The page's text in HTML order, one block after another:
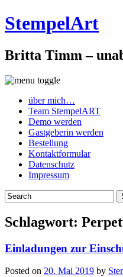
StempelArt
Britta Timm –
über mich…
Team StempelART
Demo werden
Gastgeberin werden
Bestellung
Kontaktformular
Datenschutz
Impressum
Schlagwort:
Einladungen zur
Posted on 20. Mai 2019 by